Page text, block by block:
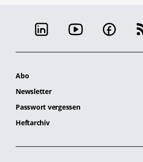
Abo
Newsletter
Passwort vergessen
Heftarchiv